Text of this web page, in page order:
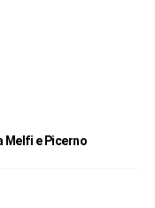
Melfi e Picerno